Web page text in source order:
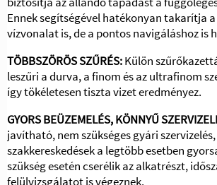
Ennek segítségével hatékonyan takarítja
vízvonalat is, de a pontos navigáláshoz is
TÖBBSZÖRÖS SZŰRÉS:Külön
leszűri a durva, a finom és az ultrafinom
így tökéletesen tiszta vizet eredményez.
GYORS BEÜZEMELÉS, KÖNNYŰ
javítható, nem szükséges gyári
szakkereskedések a legtöbb esetben
szükség esetén cserélik az alkatrészt,
felülvizsgálatot is végeznek.